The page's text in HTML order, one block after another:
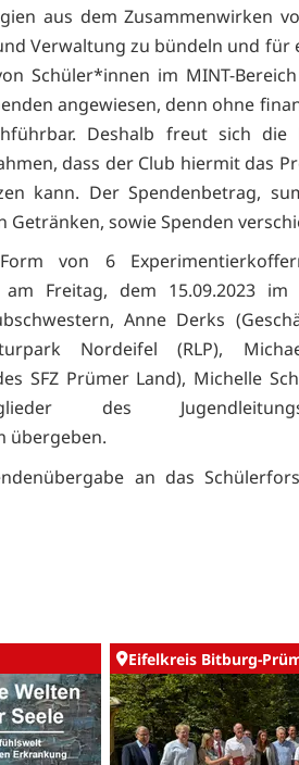
aus dem Zusammenwirken
Verwaltung zu bündeln und für
Schüler*innen im MINT-
angewiesen, denn ohne
Deshalb freut sich die
dass der Club hiermit das
kann. Der Spendenbetrag,
sowie Spenden
von 6
am Freitag, dem 15.09.2023
Anne Derks
Nordeifel (RLP),
SFZ Prümer Land), Michelle
des
übergeben.
an das
Eifelkreis Bitburg-